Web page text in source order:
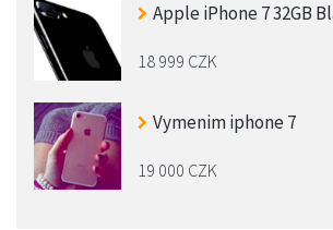
Apple iPhone 7 32GB
18 999 CZK
Vymenim iphone 7
19 000 CZK